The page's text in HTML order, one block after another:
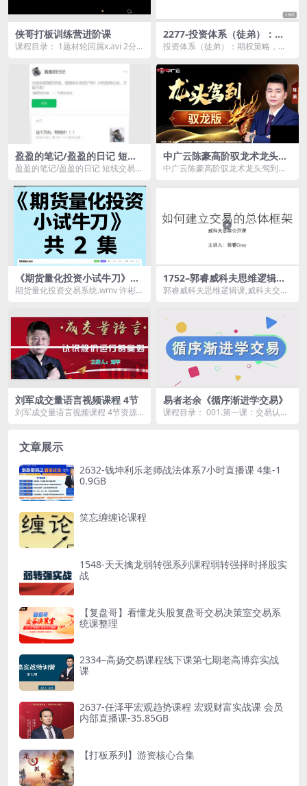
侠哥打板训练营进阶课
课程目录： 1题材轮回属x.avi 2分
2277-投资体系（徒弟）：期
权策略，庄股策略
投资体系（徒弟）：期权策略，庄
0...
盈盈的笔记/盈盈的日记 短线
交易系统课程
盈盈的笔记/盈盈的日记 短线交易系
中广云陈豪高阶驭龙术龙头驾
到驭龙版小班课
中广云陈豪高阶驭龙术龙头驾到驭
录： ...
《期货量化投资小试牛刀》共
2集
期货量化投资交易系统.wmv 许彬期
1752–郭睿威科夫思维逻辑课,
威科夫交易系统
郭睿威科夫思维逻辑课,威科夫交易
刘军成交量语言视频课程 4节
刘军成交量语言视频课程 4节资源
易者老余《循序渐进学交易》
课程目录： 001.第一课：交易认知
文章展示
2632-钱坤利乐老师战法体系7小时直播课 4集-1
0.9GB
笑忘缠缠论课程
1548-天天擒龙弱转强系列课程弱转强择时择股实
战
【复盘哥】看懂龙头股复盘哥交易决策室交易系
统课整理
2334–高扬交易课程线下课第七期老高博弈实战
课
2637-任泽平宏观趋势课程 宏观财富实战课 会员
内部直播课-35.85GB
【打板系列】游资核心合集